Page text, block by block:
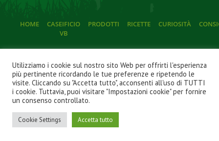
HOME
CASEIFICIO
VB
PRODOTTI RICETTE CURIOSITÀ
© 2022Caseificio VB P.Iva 02543420737. Tutti i diritti
riservati.
a cura diImprenditori di Successo
Policy
Utilizziamo i cookie sul nostro sito Web per offrirti l'esperienza
più pertinente ricordando le tue preferenze e ripetendo le
visite. Cliccando su "Accetta tutto", acconsenti all'uso di TUTTI
i cookie. Tuttavia, puoi visitare "Impostazioni cookie" per fornire
un consenso controllato.
Cookie Settings Accetta tutto